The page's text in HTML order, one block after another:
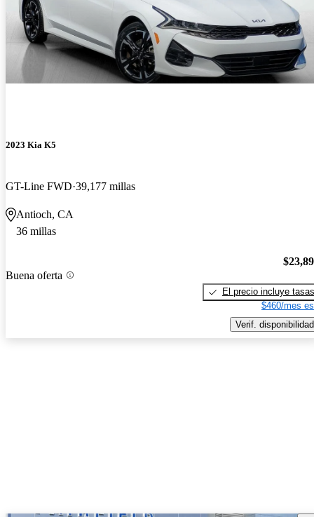
2023 Kia K5
GT-Line FWD 39,177 millas
Antioch, CA
36 millas
Buena oferta
El precio incluye tasas
$460/mes
Verif. disponibilidad